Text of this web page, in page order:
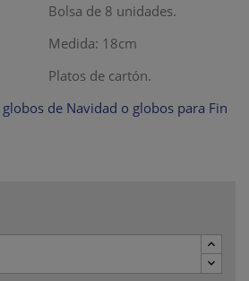
Bolsa de 8 unidades.
Medida: 18cm
Platos de cartón.
globos de Navidad o globos para Fin